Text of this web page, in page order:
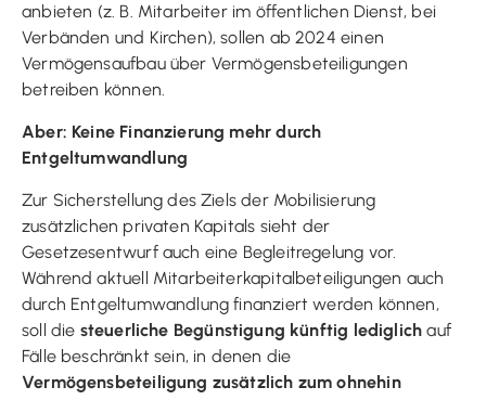
anbieten (z. B. Mitarbeiter im öffentlichen Dienst, bei
Verbänden und Kirchen), sollen ab 2024 einen
Vermögensaufbau über Vermögensbeteiligungen
betreiben können.
Aber: Keine Finanzierung mehr durch
Entgeltumwandlung
Zur Sicherstellung des Ziels der Mobilisierung
zusätzlichen privaten Kapitals sieht der
Gesetzesentwurf auch eine Begleitregelung vor.
Während aktuell Mitarbeiterkapitalbeteiligungen auch
durch Entgeltumwandlung finanziert werden können,
soll die steuerliche Begünstigung künftig lediglich auf
Fälle beschränkt sein, in denen die
Vermögensbeteiligung zusätzlich zum ohnehin